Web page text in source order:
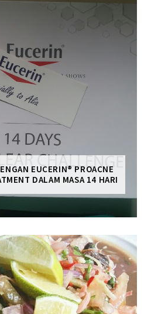
EUCERIN® PROACNE
DALAM MASA 14 HARI